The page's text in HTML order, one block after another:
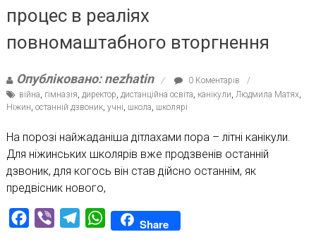
процес в реаліях
повномаштабного вторгнення
Опубліковано: nezhatin
0 Коментарів
війна, гімназія, директор, дистанційна освіта, канікули, Людмила Матях,
Ніжин, останній дзвоник, учні, школа, школярі
На порозі найжаданіша дітлахами пора – літні канікули.
Для ніжинських школярів вже продзвенів останній
дзвоник, для когось він став дійсно останнім, як
предвісник нового,
Facebook
Viber TelegramWhatsAppShare